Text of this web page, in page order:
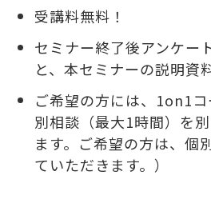
受講料無料！
セミナー終了後アンケー
と、本セミナーの説明資
ご希望の方には、1on1
別相談（最大1時間）を
ます。ご希望の方は、個
ていただきます。）